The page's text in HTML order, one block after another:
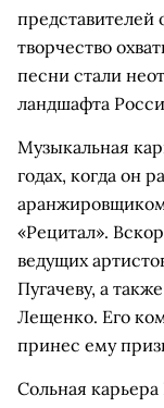
представителей
творчество
песни стали
ландшафта
Музыкальная
годах, когда он
«Рецитал».
ведущих
Пугачеву, а
Лещенко. Его
принес ему
Сольная